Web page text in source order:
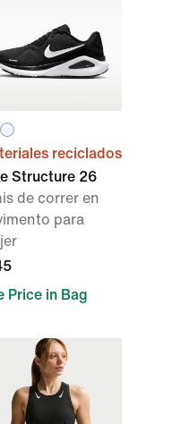
reciclados
Structure 26
de correr en
para
Price in Bag